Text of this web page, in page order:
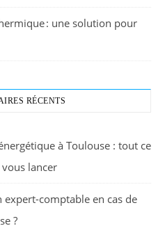
: une solution pour
RÉCENTS
à Toulouse : tout ce
lancer
expert-comptable en cas de
?